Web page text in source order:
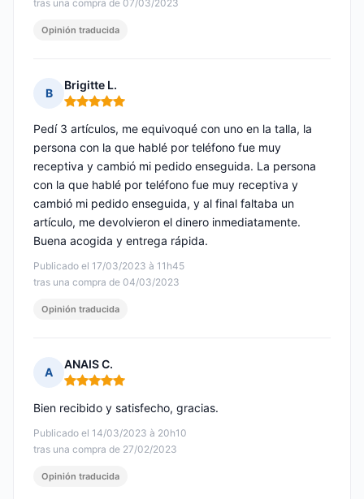
tras una compra de 07/03/2023
Opinión traducida
B
Brigitte L.
Nota: 5 de 5
Publicado el 17/03/2023 à 11h45
tras una compra de 04/03/2023
Pedí 3 artículos, me equivoqué con uno en la talla, la
persona con la que hablé por teléfono fue muy
receptiva y cambió mi pedido enseguida. La persona
con la que hablé por teléfono fue muy receptiva y
cambió mi pedido enseguida, y al final faltaba un
artículo, me devolvieron el dinero inmediatamente.
Buena acogida y entrega rápida.
Opinión traducida
A
ANAIS C.
Nota: 5 de 5
Publicado el 14/03/2023 à 20h10
tras una compra de 27/02/2023
Bien recibido y satisfecho, gracias.
Opinión traducida